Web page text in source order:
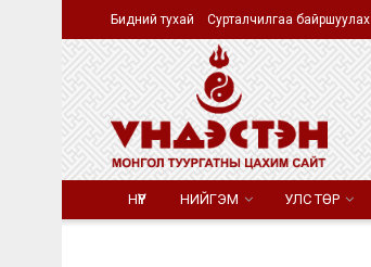
Бидний тухай Сурталчилгаа байршуулах
НҮҮР НИЙГЭМ УЛС ТӨР